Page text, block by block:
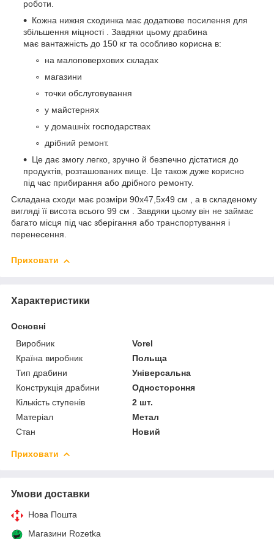
роботи.
Кожна нижня сходинка має додаткове посилення для
збільшення міцності . Завдяки цьому драбина
має вантажність до 150 кг та особливо корисна в:
на малоповерхових складах
магазини
точки обслуговування
у майстернях
у домашніх господарствах
дрібний ремонт.
Це дає змогу легко, зручно й безпечно дістатися до
продуктів, розташованих вище. Це також дуже корисно
під час прибирання або дрібного ремонту.
Складана сходи має розміри 90x47,5x49 см , а в складеному
вигляді її висота всього 99 см . Завдяки цьому він не займає
багато місця під час зберігання або транспортування і
перенесення.
Приховати
Характеристики
Основні
Виробник
Vorel
Країна виробник
Польща
Тип драбини
Універсальна
Конструкція драбини
Одностороння
Кількість ступенів
2 шт.
Матеріал
Метал
Стан
Новий
Приховати
Умови доставки
Нова Пошта
Магазини Rozetka